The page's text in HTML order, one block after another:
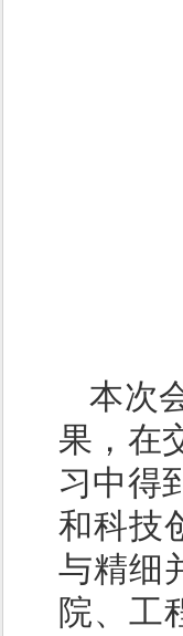
本次
果，在
习中得
和科技
与精细
院、工